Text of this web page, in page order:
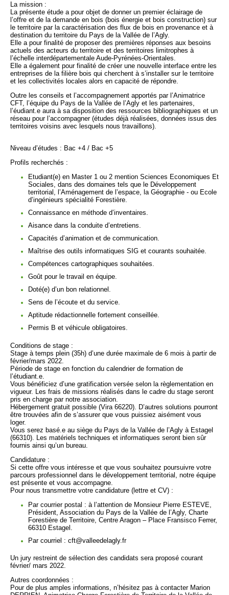
La mission :
La présente étude a pour objet de donner un premier éclairage de
l’offre et de la demande en bois (bois énergie et bois construction) sur
le territoire par la caractérisation des flux de bois en provenance et à
destination du territoire du Pays de la Vallée de l’Agly.
Elle a pour finalité de proposer des premières réponses aux besoins
actuels des acteurs du territoire et des territoires limitrophes à
l’échelle interdépartementale Aude-Pyrénées-Orientales.
Elle a également pour finalité de créer une nouvelle interface entre les
entreprises de la filière bois qui cherchent à s’installer sur le territoire
et les collectivités locales alors en capacité de répondre.
Outre les conseils et l’accompagnement apportés par l’Animatrice
CFT, l’équipe du Pays de la Vallée de l’Agly et les partenaires,
l’éudiant.e aura à sa disposition des ressources bibliographiques et un
réseau pour l’accompagner (études déjà réalisées, données issus des
territoires voisins avec lesquels nous travaillons).
Niveau d’études : Bac +4 / Bac +5
Profils recherchés :
Etudiant(e) en Master 1 ou 2 mention Sciences Economiques Et
Sociales, dans des domaines tels que le Développement
territorial, l’Aménagement de l’espace, la Géographie - ou Ecole
d’ingénieurs spécialité Forestière.
Connaissance en méthode d’inventaires.
Aisance dans la conduite d’entretiens.
Capacités d’animation et de communication.
Maîtrise des outils informatiques SIG et courants souhaitée.
Compétences cartographiques souhaitées.
Goût pour le travail en équipe.
Doté(e) d’un bon relationnel.
Sens de l’écoute et du service.
Aptitude rédactionnelle fortement conseillée.
Permis B et véhicule obligatoires.
Conditions de stage :
Stage à temps plein (35h) d’une durée maximale de 6 mois à partir de
février/mars 2022.
Période de stage en fonction du calendrier de formation de
l’étudiant.e.
Vous bénéficiez d’une gratification versée selon la règlementation en
vigueur. Les frais de missions réalisés dans le cadre du stage seront
pris en charge par notre association.
Hébergement gratuit possible (Vira 66220). D’autres solutions pourront
être trouvées afin de s’assurer que vous puissiez aisément vous
loger.
Vous serez basé.e au siège du Pays de la Vallée de l’Agly à Estagel
(66310). Les matériels techniques et informatiques seront bien sûr
fournis ainsi qu’un bureau.
Candidature :
Si cette offre vous intéresse et que vous souhaitez poursuivre votre
parcours professionnel dans le développement territorial, notre équipe
est présente et vous accompagne.
Pour nous transmettre votre candidature (lettre et CV) :
Par courrier postal : à l’attention de Monsieur Pierre ESTEVE,
Président, Association du Pays de la Vallée de l’Agly, Charte
Forestière de Territoire, Centre Aragon – Place Fransisco Ferrer,
66310 Estagel.
Par courriel : cft@valleedelagly.fr
Un jury restreint de sélection des candidats sera proposé courant
février/ mars 2022.
Autres coordonnées :
Pour de plus amples informations, n’hésitez pas à contacter Marion